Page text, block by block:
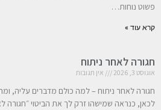
פשוט נוחות…
קרא עוד »
חגורה לאחר ניתוח
אוגוסט 3, 2026 אין תגובות
חגורה לאחר ניתוח – למה כולם מדברים עליה,
לכאן, כנראה שמישהו זרק לך את הביטוי ״חגורה